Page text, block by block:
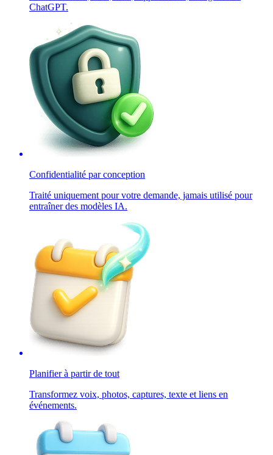
ChatGPT.
Confidentialité par conception
Traité uniquement pour votre demande, jamais utilisé pour
entraîner des modèles IA.
Planifier à partir de tout
Transformez voix, photos, captures, texte et liens en
événements.